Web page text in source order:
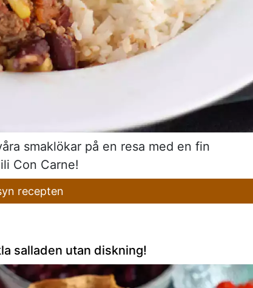
smaklökar på en resa med en fin
Con Carne!
recepten
salladen utan diskning!